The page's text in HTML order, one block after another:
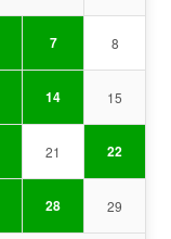
7 8
14 15
21 22
28 29